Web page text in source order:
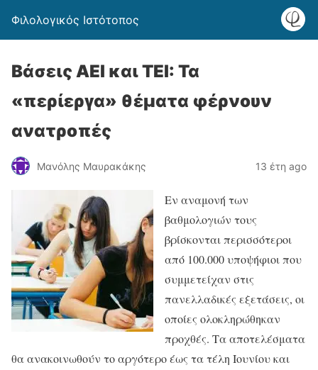
Φιλολογικός Ιστότοπος
Βάσεις ΑΕΙ και ΤΕΙ: Τα
«περίεργα» θέματα φέρνουν
ανατροπές
Μανόλης Μαυρακάκης 13 έτη ago
Εν αναμονή των
βαθμολογιών τους
βρίσκονται περισσότεροι
από 100.000 υποψήφιοι που
συμμετείχαν στις
πανελλαδικές εξετάσεις, οι
οποίες ολοκληρώθηκαν
προχθές. Τα αποτελέσματα
θα ανακοινωθούν το αργότερο έως τα τέλη Ιουνίου και